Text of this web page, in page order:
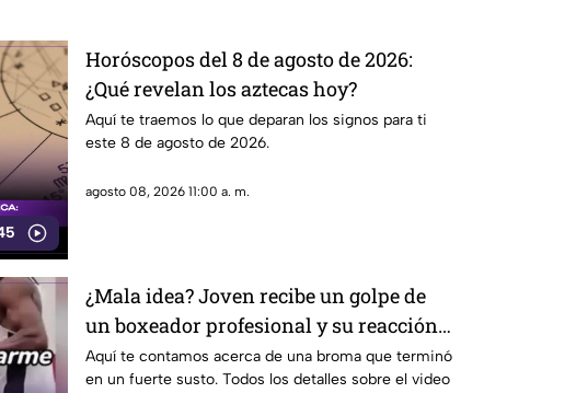
Horóscopos del 8 de agosto de 2026:
¿Qué revelan los aztecas hoy?
Aquí te traemos lo que deparan los signos para ti
este 8 de agosto de 2026.
agosto 08, 2026 11:00 a. m.
¿Mala idea? Joven recibe un golpe de
un boxeador profesional y su reacción
se vuelve viral en TikTok
Aquí te contamos acerca de una broma que terminó
en un fuerte susto. Todos los detalles sobre el video